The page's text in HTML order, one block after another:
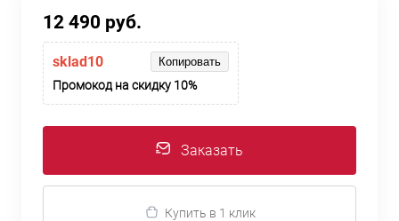
12 490 руб.
sklad10 Копировать
Промокод на скидку 10%
Заказать
Купить в 1 клик